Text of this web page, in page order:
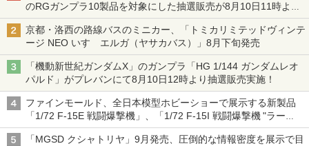
のRGガンプラ10製品を対象にした抽選販売が8月10日11時より
実施！
京都・洛西の路線バスのミニカー、「トミカリミテッドヴィンテ
ージ NEO いすゞエルガ（ヤサカバス）」8月下旬発売
「機動新世紀ガンダムX」のガンプラ「HG 1/144 ガンダムレオ
パルド」がプレバンにて8月10日12時より抽選販売実施！
ファインモールド、全日本模型ホビーショーで展示する新製品
「1/72 F-15E 戦闘爆撃機」、「1/72 F-15I 戦闘爆撃機 "ラー
ム"」を発表
「MGSD クシャトリヤ」9月発売、圧倒的な情報密度を展示で目